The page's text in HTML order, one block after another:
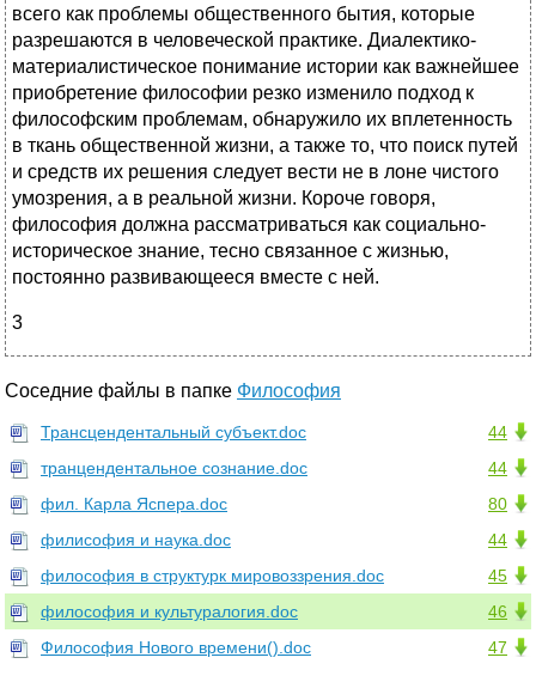
всего как проблемы общественного бытия, которые
разрешаются в человеческой практике. Диалектико-
материалистическое понимание истории как важнейшее
приобретение философии резко изменило подход к
философским проблемам, обнаружило их вплетенность
в ткань общественной жизни, а также то, что поиск путей
и средств их решения следует вести не в лоне чистого
умозрения, а в реальной жизни. Короче говоря,
философия должна рассматриваться как социально-
историческое знание, тесно связанное с жизнью,
постоянно развивающееся вместе с ней.
3
Соседние файлы в папке Философия
44
Трансцендентальный субъект.doc
44
транцендентальное сознание.doc
80
фил. Карла Яспера.doc
44
филисофия и наука.doc
45
философия в структурк мировоззрения.doc
46
философия и культуралогия.doc
47
Философия Нового времени().doc